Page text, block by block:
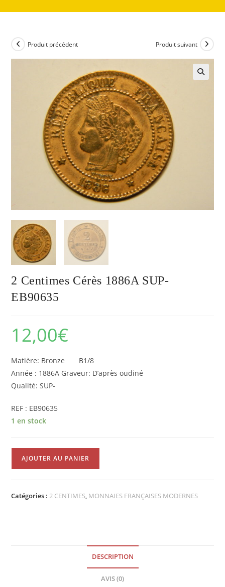
Produit précédent Produit suivant
2 Centimes Cérès 1886A SUP-
EB90635
12,00€
Matière: Bronze B1/8
Année : 1886A Graveur: D’après oudiné
Qualité: SUP-
REF : EB90635
1 en stock
Centimes
AJOUTER AU PANIER
Catégories :2 CENTIMES, MONNAIES FRANÇAISES MODERNES
DESCRIPTION
AVIS (0)